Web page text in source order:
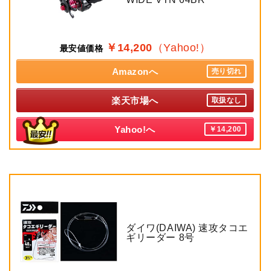
最安値価格 ￥14,200 （Yahoo!）
Amazonへ 売り切れ
楽天市場へ 取扱なし
Yahoo!へ ￥14,200
ダイワ(DAIWA) 速攻タコエ
ギリーダー 8号